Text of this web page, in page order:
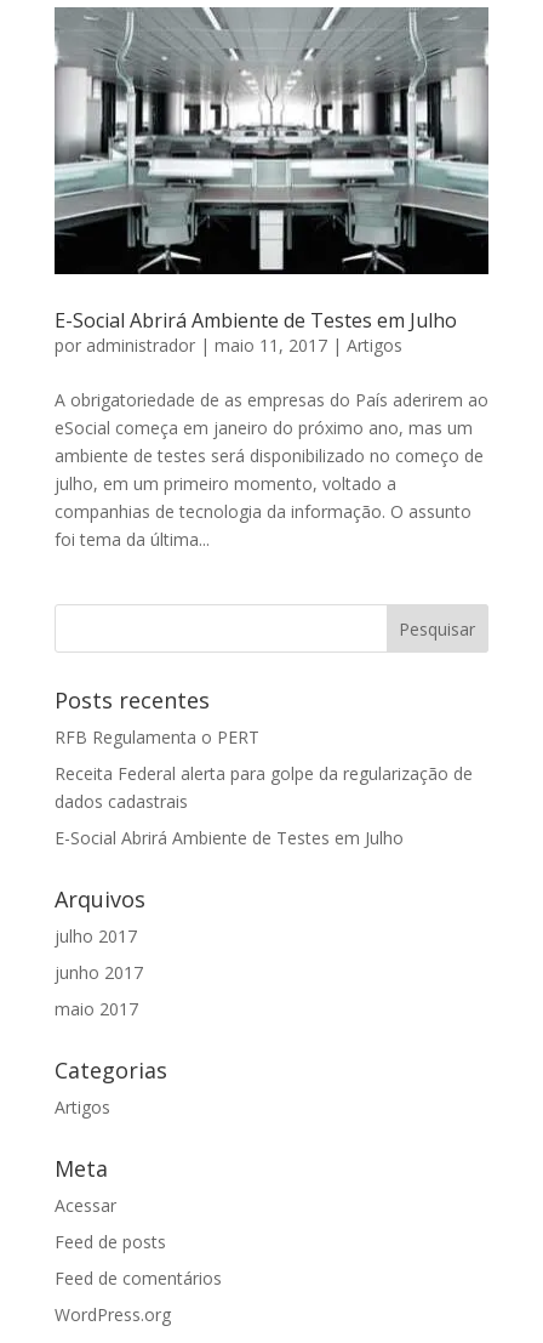
E-­Social Abrirá Ambiente de Testes em Julho
por administrador| maio 11, 2017| Artigos
A obrigatoriedade de as empresas do País aderirem ao
e­Social começa em janeiro do próximo ano, mas um
ambiente de testes será disponibilizado no começo de
julho, em um primeiro momento, voltado a
companhias de tecnologia da informação. O assunto
foi tema da última...
Posts recentes
RFB Regulamenta o PERT
Receita Federal alerta para golpe da regularização de
dados cadastrais
E-­Social Abrirá Ambiente de Testes em Julho
Arquivos
julho 2017
junho 2017
maio 2017
Categorias
Artigos
Meta
Acessar
Feed de posts
Feed de comentários
WordPress.org